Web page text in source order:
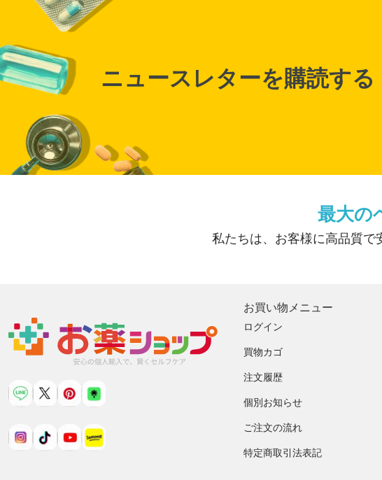
ニュースレターを購読する
最大の
私たちは、お客様に高品質で
お買い物メニュー
ログイン
買物カゴ
注文履歴
個別お知らせ
ご注文の流れ
特定商取引法表記